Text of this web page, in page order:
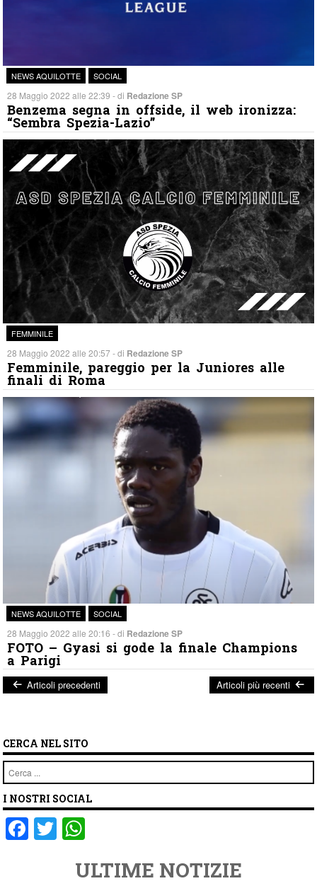
NEWS AQUILOTTE SOCIAL
28 Maggio 2022 alle 22:39 - di Redazione SP
Benzema segna in offside, il web ironizza:
“Sembra Spezia-Lazio”
FEMMINILE
28 Maggio 2022 alle 20:57 - di Redazione SP
Femminile, pareggio per la Juniores alle
finali di Roma
NEWS AQUILOTTE SOCIAL
28 Maggio 2022 alle 20:16 - di Redazione SP
FOTO – Gyasi si gode la finale Champions
a Parigi
Articoli precedenti Articoli più recenti
CERCA NEL SITO
Cerca
I NOSTRI SOCIAL
F
a
T
wi
at
ULTIME NOTIZIE